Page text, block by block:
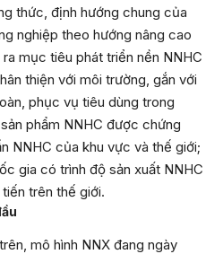
thức, định hướng chung của
nghiệp theo hướng nâng cao
mục tiêu phát triển nền NNHC
thiện với môi trường, gắn với
phục vụ tiêu dùng trong
phẩm NNHC được chứng
NNHC của khu vực và thế giới;
gia có trình độ sản xuất NNHC
trên thế giới.
mô hình NNX đang ngày